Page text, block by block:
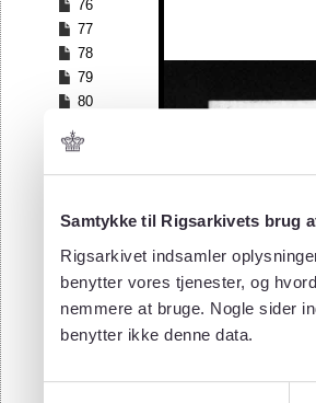
Samtykke til Rigsarkivets brug
Rigsarkivet indsamler
benytter vores tjenester, og
nemmere at bruge. Nogle sider
benytter ikke denne data.
76
77
78
79
80
82
83
85
87
88
89
90